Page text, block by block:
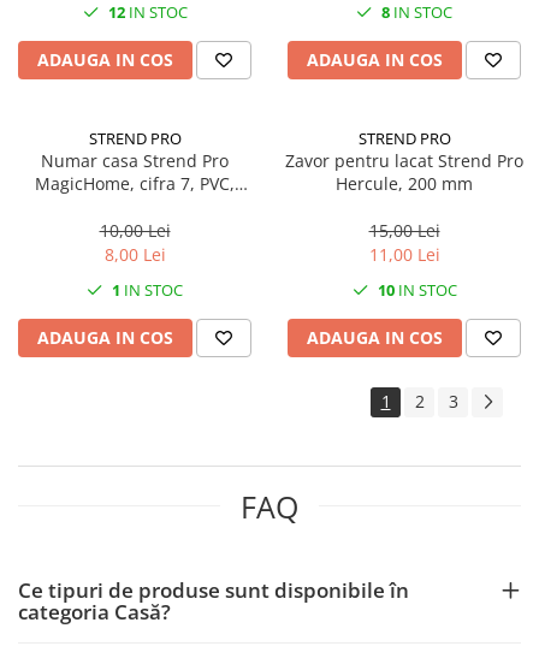
12IN STOC
ADAUGA IN COS
8 IN STOC
ADAUGA IN COS
STREND PRO
Numar casa Strend Pro
MagicHome, cifra 7, PVC,
3D
10,00 Lei
8,00 Lei
1 IN STOC
ADAUGA IN COS
STREND PRO
Zavor pentru lacat Strend Pro
Hercule, 200 mm
15,00 Lei
11,00 Lei
10IN STOC
ADAUGA IN COS
1 2 3
FAQ
Ce tipuri de produse sunt disponibile în
categoria Casă?